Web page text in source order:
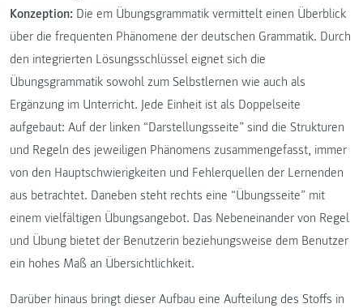
Konzeption: Die em Übungsgrammatik vermittelt einen Überblick
über die frequenten Phänomene der deutschen Grammatik. Durch
den integrierten Lösungsschlüssel eignet sich die
Übungsgrammatik sowohl zum Selbstlernen wie auch als
Ergänzung im Unterricht. Jede Einheit ist als Doppelseite
aufgebaut: Auf der linken “Darstellungsseite” sind die Strukturen
und Regeln des jeweiligen Phänomens zusammengefasst, immer
von den Hauptschwierigkeiten und Fehlerquellen der Lernenden
aus betrachtet. Daneben steht rechts eine “Übungsseite” mit
einem vielfältigen Übungsangebot. Das Nebeneinander von Regel
und Übung bietet der Benutzerin beziehungsweise dem Benutzer
ein hohes Maß an Übersichtlichkeit.
Darüber hinaus bringt dieser Aufbau eine Aufteilung des Stoffs in